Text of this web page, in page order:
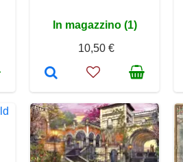
In magazzino (1)
10,50 €